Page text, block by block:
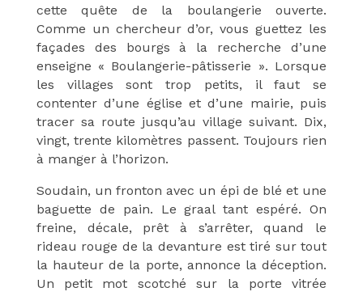
cette quête de la boulangerie ouverte.
Comme un chercheur d’or, vous guettez les
façades des bourgs à la recherche d’une
enseigne « Boulangerie-pâtisserie ». Lorsque
les villages sont trop petits, il faut se
contenter d’une église et d’une mairie, puis
tracer sa route jusqu’au village suivant. Dix,
vingt, trente kilomètres passent. Toujours rien
à manger à l’horizon.
Soudain, un fronton avec un épi de blé et une
baguette de pain. Le graal tant espéré. On
freine, décale, prêt à s’arrêter, quand le
rideau rouge de la devanture est tiré sur tout
la hauteur de la porte, annonce la déception.
Un petit mot scotché sur la porte vitrée